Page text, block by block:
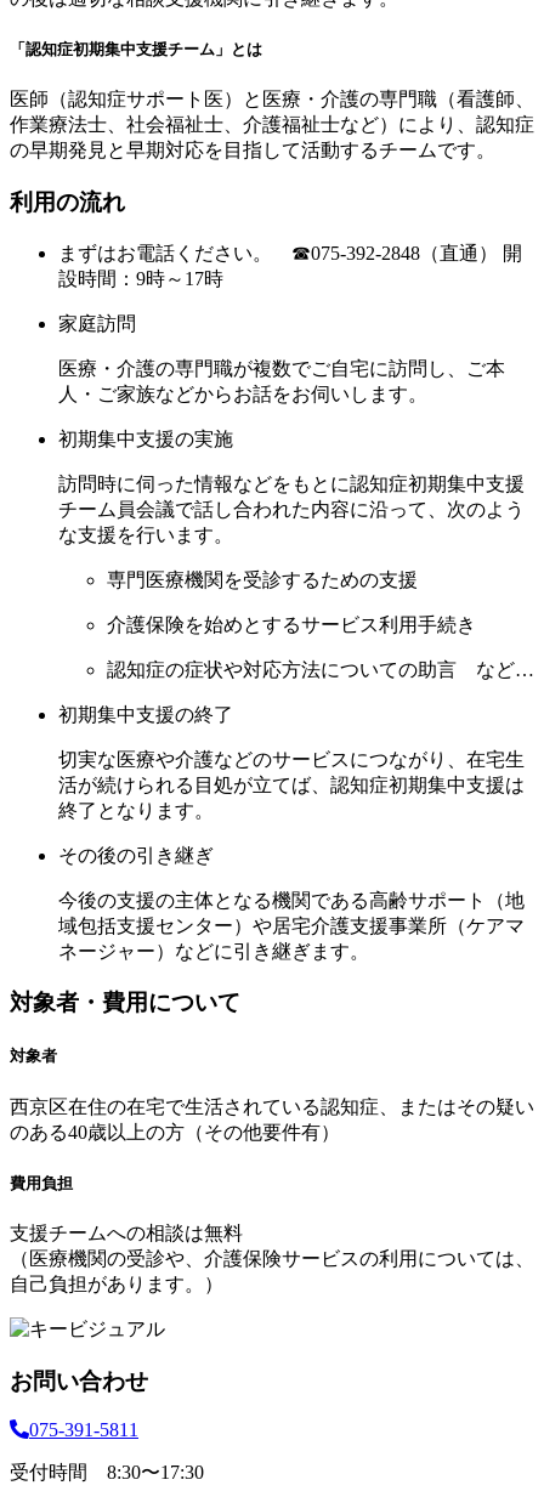
「認知症初期集中支援チーム」とは
医師（認知症サポート医）と医療・介護の専門職（看護師、
作業療法士、社会福祉士、介護福祉士など）により、認知症
の早期発見と早期対応を目指して活動するチームです。
利用の流れ
まずはお電話ください。 ☎075-392-2848（直通） 開
設時間：9時～17時
家庭訪問
医療・介護の専門職が複数でご自宅に訪問し、ご本
人・ご家族などからお話をお伺いします。
初期集中支援の実施
訪問時に伺った情報などをもとに認知症初期集中支援
チーム員会議で話し合われた内容に沿って、次のよう
な支援を行います。
専門医療機関を受診するための支援
介護保険を始めとするサービス利用手続き
認知症の症状や対応方法についての助言 など…
初期集中支援の終了
切実な医療や介護などのサービスにつながり、在宅生
活が続けられる目処が立てば、認知症初期集中支援は
終了となります。
その後の引き継ぎ
今後の支援の主体となる機関である高齢サポート（地
域包括支援センター）や居宅介護支援事業所（ケアマ
ネージャー）などに引き継ぎます。
対象者・費用について
対象者
西京区在住の在宅で生活されている認知症、またはその疑い
のある40歳以上の方（その他要件有）
費用負担
支援チームへの相談は無料
（医療機関の受診や、介護保険サービスの利用については、
自己負担があります。）
お問い合わせ
075-391-5811
受付時間 8:30〜17:30